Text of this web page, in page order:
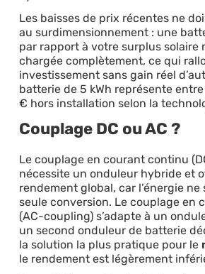
Les baisses de prix récentes ne
au surdimensionnement : une
par rapport à votre surplus solaire
chargée complètement, ce qui
investissement sans gain réel
batterie de 5 kWh représente
€ hors installation selon la
Couplage DC ou AC ?
Le couplage en courant continu
nécessite un onduleur hybride et
rendement global, car l’énergie ne
seule conversion. Le couplage en
(AC-coupling) s’adapte à un
un second onduleur de batterie
la solution la plus pratique pour le
le rendement est légèrement